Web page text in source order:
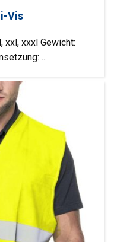
Vis
xxl, xxxl Gewicht:
...